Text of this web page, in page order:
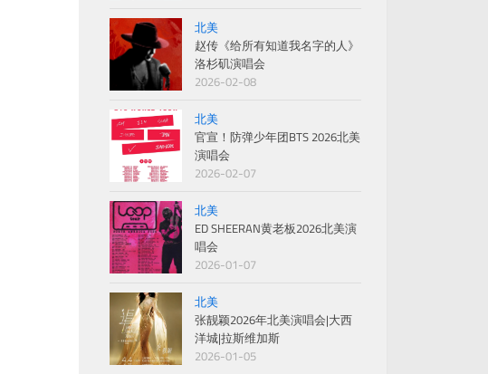
北美
赵传《给所有知道我名字的人》
洛杉矶演唱会
2026-02-08
北美
官宣！防弹少年团BTS 2026北美
演唱会
2026-02-07
北美
ED SHEERAN黄老板2026北美演
唱会
2026-01-07
北美
张靓颖2026年北美演唱会|大西
洋城|拉斯维加斯
2026-01-05